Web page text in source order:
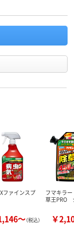
ファインスプ
～（税込）
フマキラ
草王PRO
￥